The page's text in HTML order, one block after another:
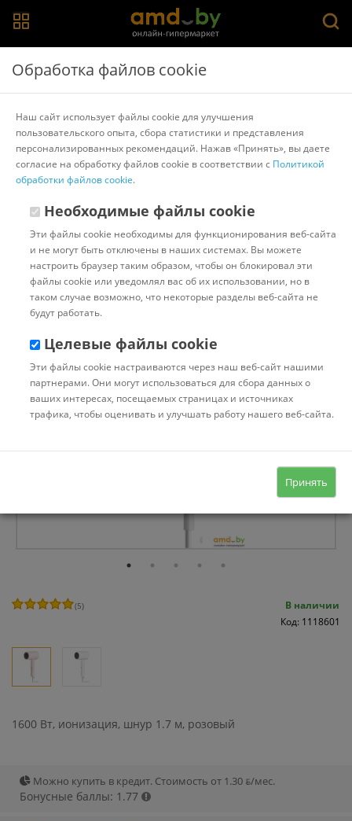
Главная > Каталог товаров Фены
(международная версия, розовый)
Другие товары Xiaomi
(5)
В наличии
Код: 1118601
1600 Вт, ионизация, шнур 1.7 м, розовый
Можно купить в кредит. Стоимость от 1.30 ƃ/мec.
Бонусные баллы: 1.77
Обработка файлов cookie
Наш сайт использует файлы cookie для улучшения
пользовательского опыта, сбора статистики и представления
персонализированных рекомендаций. Нажав «Принять», вы даете
согласие на обработку файлов cookie в соответствии с Политикой
обработки файлов cookie.
Необходимые файлы cookie
Эти файлы cookie необходимы для функционирования веб-сайта
и не могут быть отключены в наших системах. Вы можете
настроить браузер таким образом, чтобы он блокировал эти
файлы cookie или уведомлял вас об их использовании, но в
таком случае возможно, что некоторые разделы веб-сайта не
будут работать.
Целевые файлы cookie
Эти файлы cookie настраиваются через наш веб-сайт нашими
партнерами. Они могут использоваться для сбора данных о
ваших интересах, посещаемых страницах и источниках
трафика, чтобы оценивать и улучшать работу нашего веб-сайта.
Принять